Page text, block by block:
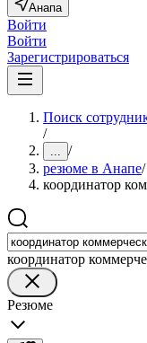
Анапа
Войти
Войти
Зарегистрироваться
Поиск
/
... /
резюме в Анапе/
координатор
координатор
Резюме